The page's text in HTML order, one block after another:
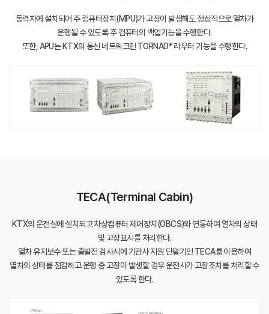
동력차에 설치되어 주 컴퓨터장치(MPU)가 고장이 발생해도 정상적으로 열차가
운행될 수 있도록 주 컴퓨터의 백업기능을 수행한다.
또한, APU는 KTX의 통신 네트워크인 TORNAD* 라우터 기능을 수행한다.
TECA(Terminal Cabin)
KTX의 운전실에 설치되고 차상컴퓨터 제어장치(OBCS)와 연동하여 열차의 상태
및 고장표시를 처리한다.
열차 유지보수 또는 출발전 검사시에 기관사 지원 단말기인 TECA를 이용하여
열차의 상태를 점검하고 운행 중 고장이 발생할 경우 운전사가 고장조치를 처리할 수
있도록 한다.